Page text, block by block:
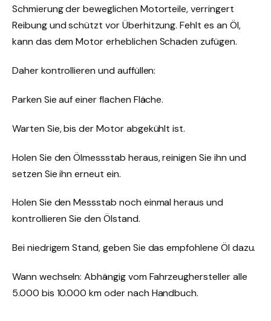
Schmierung der beweglichen Motorteile, verringert
Reibung und schützt vor Überhitzung. Fehlt es an Öl,
kann das dem Motor erheblichen Schaden zufügen.
Daher kontrollieren und auffüllen:
Parken Sie auf einer flachen Fläche.
Warten Sie, bis der Motor abgekühlt ist.
Holen Sie den Ölmessstab heraus, reinigen Sie ihn und
setzen Sie ihn erneut ein.
Holen Sie den Messstab noch einmal heraus und
kontrollieren Sie den Ölstand.
Bei niedrigem Stand, geben Sie das empfohlene Öl dazu.
Wann wechseln: Abhängig vom Fahrzeughersteller alle
5.000 bis 10.000 km oder nach Handbuch.